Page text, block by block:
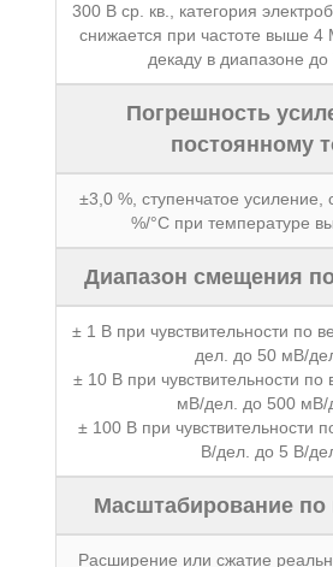
300 В ср. кв., категория
снижается при частоте выше
декаду в диапазоне
Погрешность
постоянному
±3,0 %, ступенчатое усиление,
%/°C при температуре
Диапазон смещения
± 1 В при чувствительности по
дел. до 50 мВ/
± 10 В при чувствительности по
мВ/дел. до 500 мВ/
± 100 В при чувствительности
В/дел. до 5 В/
Масштабирование по
Расширение или сжатие